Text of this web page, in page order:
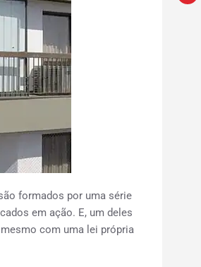
formados por uma série
em ação. E, um deles
com uma lei própria